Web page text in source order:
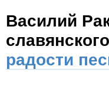
Василий
радости